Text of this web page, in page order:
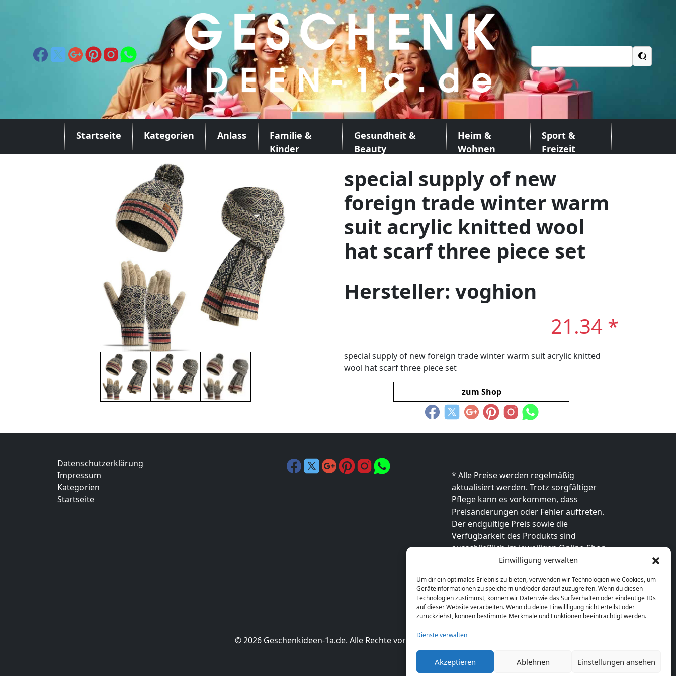
Einwilligung verwalten
Um dir ein optimales Erlebnis zu bieten, verwenden wir Technologien wie Cookies, um
Geräteinformationen zu speichern und/oder darauf zuzugreifen. Wenn du diesen
Technologien zustimmst, können wir Daten wie das Surfverhalten oder eindeutige IDs
auf dieser Website verarbeiten. Wenn du deine Einwillligung nicht erteilst oder
zurückziehst, können bestimmte Merkmale und Funktionen beeinträchtigt werden.
Dienste verwalten
Akzeptieren Ablehnen Einstellungen ansehen
nach:
Startseite Kategorien Anlass
Familie &
Kinder
Gesundheit &
Beauty
Heim &
Wohnen
Sport &
Freizeit
special supply of new
foreign trade winter warm
suit acrylic knitted wool
hat scarf three piece set
Hersteller: voghion
21.34 *
special supply of new foreign trade winter warm suit acrylic knitted
wool hat scarf three piece set
zum Shop
Datenschutzerklärung
Impressum
Kategorien
Startseite
* Alle Preise werden regelmäßig
aktualisiert werden. Trotz sorgfältiger
Pflege kann es vorkommen, dass
Preisänderungen oder Fehler auftreten.
Der endgültige Preis sowie die
Verfügbarkeit des Produkts sind
ausschließlich im jeweiligen Online-Shop
des Anbieters verbindlich. Bitte
beim Händler.
© 2026 Geschenkideen-1a.de. Alle Rechte vorbehalten.